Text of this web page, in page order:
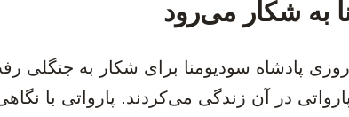
به شکار می‌رود
روزی پادشاه سودیومنا برای شکار به جنگلی
در آن زندگی می‌کردند. پارواتی با نگاهی